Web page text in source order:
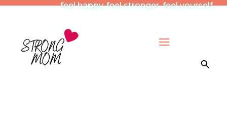
feel happy. feel stronger. feel yourself.